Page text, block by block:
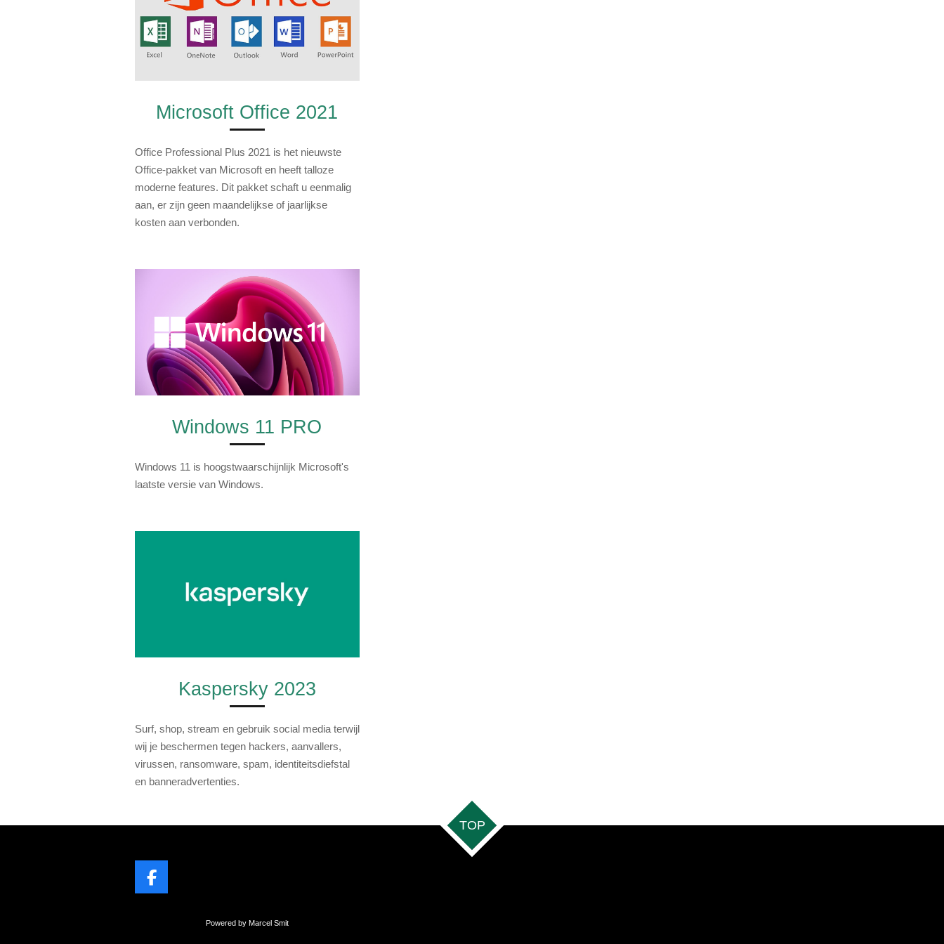
Microsoft Office 2021
Office Professional Plus 2021 is het nieuwste
Office-pakket van Microsoft en heeft talloze
moderne features. Dit pakket schaft u eenmalig
aan, er zijn geen maandelijkse of jaarlijkse
kosten aan verbonden.
Windows 11 PRO
Windows 11 is hoogstwaarschijnlijk Microsoft's
laatste versie van Windows.
Kaspersky 2023
Surf, shop, stream en gebruik social media terwijl
wij je beschermen tegen hackers, aanvallers,
virussen, ransomware, spam, identiteitsdiefstal
en banneradvertenties.
TOP
F
a
Powered by Marcel Smit